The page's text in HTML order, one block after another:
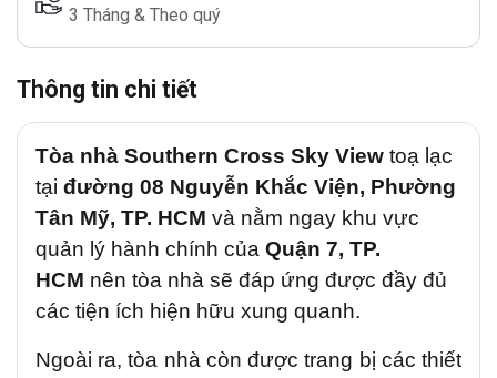
3 Tháng & Theo quý
Thông tin chi tiết
Tòa nhà Southern Cross Sky View toạ lạc
tại đường 08 Nguyễn Khắc Viện, Phường
Tân Mỹ, TP. HCM và nằm ngay khu vực
quản lý hành chính của Quận 7, TP.
HCM nên tòa nhà sẽ đáp ứng được đầy đủ
các tiện ích hiện hữu xung quanh.
Ngoài ra, tòa nhà còn được trang bị các thiết